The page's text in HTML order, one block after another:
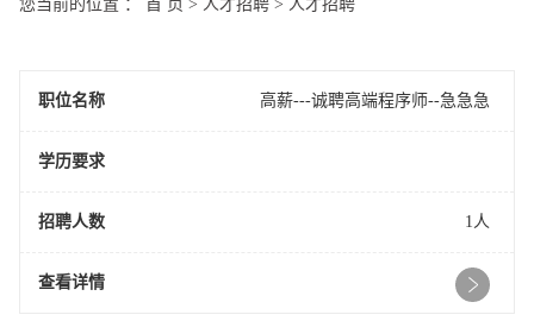
您当前的位置 ： 首 页 > 人才招聘> 人才招聘
职位名称 高薪---诚聘高端程序师--急急急
学历要求
招聘人数 1人
查看详情